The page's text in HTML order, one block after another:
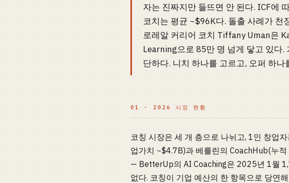
자는 진짜지만 들뜨면 안 된다. ICF에
코치는 평균 ~$96K다. 돌출 사례가 천
로레알 커리어 코치 Tiffany Uman은
Learning으로 85만 명 넘게 닿고 있다
단하다. 니치 하나를 고르고, 오퍼 하
01 · 2026 시장 현황
코칭 시장은 세 개 층으로 나뉘고, 1인 창업
업가치 ~$4.7B)과 베를린의 CoachHub(누
— BetterUp의 AI Coaching은 2025년 1월
없다. 코칭이 기업 예산의 한 항목으로 당연